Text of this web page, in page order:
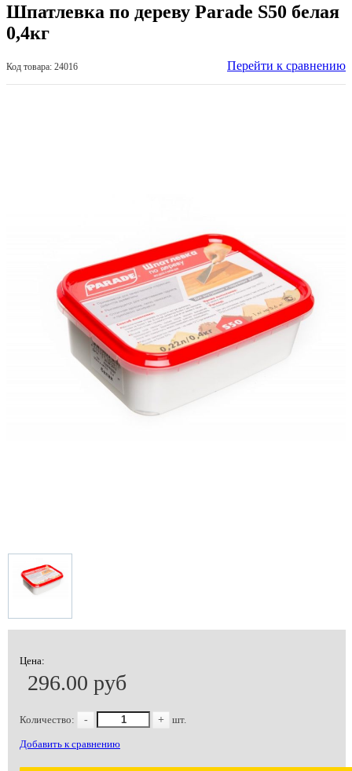
Шпатлевка по дереву Parade S50 белая
0,4кг
Код товара: 24016 Перейти к сравнению
Цена:
296.00 руб
Количество: - + шт.
Добавить к сравнению